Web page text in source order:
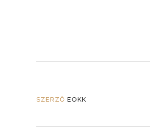
SZERZŐ EÖKK